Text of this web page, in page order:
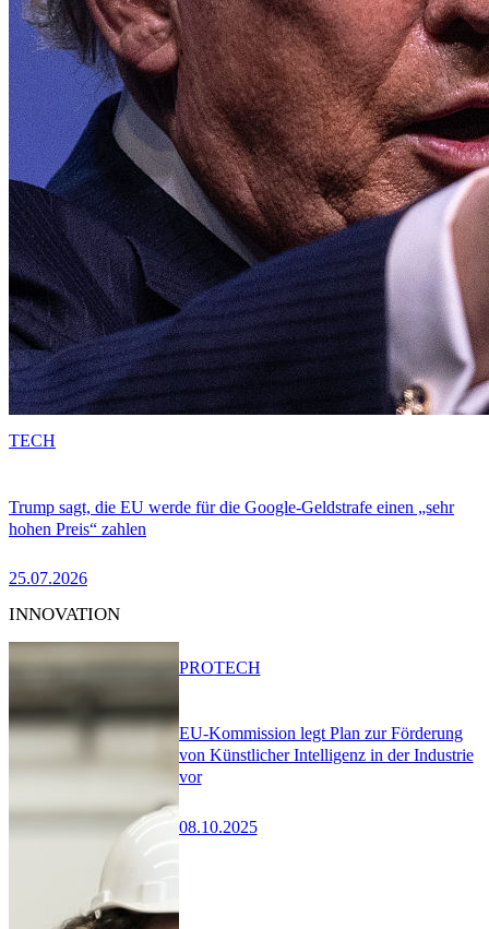
Trump sagt, die EU werde für die Google-Geldstrafe einen „sehr
hohen Preis“ zahlen
25.07.2026
TECH
INNOVATION
EU-Kommission legt Plan zur Förderung
von Künstlicher Intelligenz in der Industrie
vor
08.10.2025
PROTECH